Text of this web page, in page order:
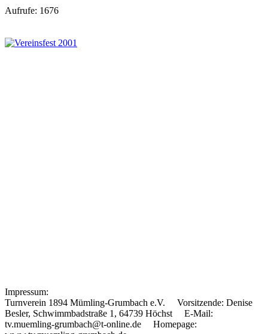
Aufrufe: 1676
Impressum:
Turnverein 1894 Mümling-Grumbach e.V. Vorsitzende: Denise
Besler, Schwimmbadstraße 1, 64739 Höchst E-Mail:
tv.muemling-grumbach@t-online.de Homepage: